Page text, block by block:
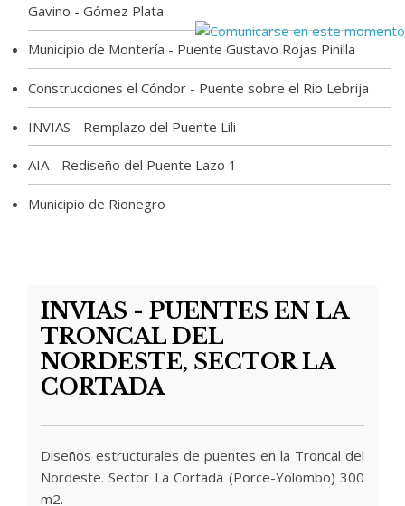
Gavino - Gómez Plata
Municipio de Montería - Puente Gustavo Rojas Pinilla
Construcciones el Cóndor - Puente sobre el Rio Lebrija
INVIAS - Remplazo del Puente Lili
AIA - Rediseño del Puente Lazo 1
Municipio de Rionegro
INVIAS - PUENTES EN LA
TRONCAL DEL
NORDESTE, SECTOR LA
CORTADA
Diseños estructurales de puentes en la Troncal del
Nordeste. Sector La Cortada (Porce-Yolombo) 300
m2.